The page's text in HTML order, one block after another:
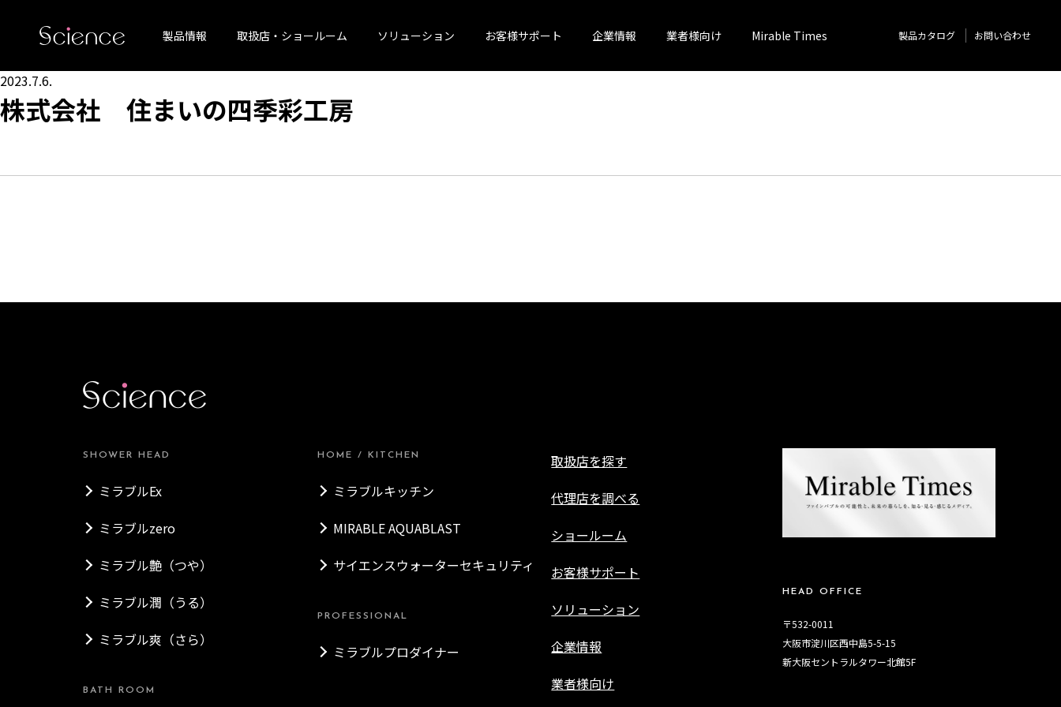
製品情報 取扱店・ショールーム ソリューション お客様サポート 企業情報 業者様向け Mirable Times 製品カタログ お問い合わせ
2023.7.6.
株式会社 住まいの四季彩工房
SHOWER HEAD
ミラブルEx
ミラブルzero
ミラブル艶（つや）
ミラブル潤（うる）
ミラブル爽（さら）
BATH ROOM
HOME / KITCHEN
ミラブルキッチン
MIRABLE AQUABLAST
サイエンスウォーターセキュリティ
PROFESSIONAL
ミラブルプロダイナー
取扱店を探す
代理店を調べる
ショールーム
お客様サポート
ソリューション
企業情報
業者様向け
HEAD OFFICE
〒532-0011
大阪市淀川区西中島5-5-15
新大阪セントラルタワー北館5F